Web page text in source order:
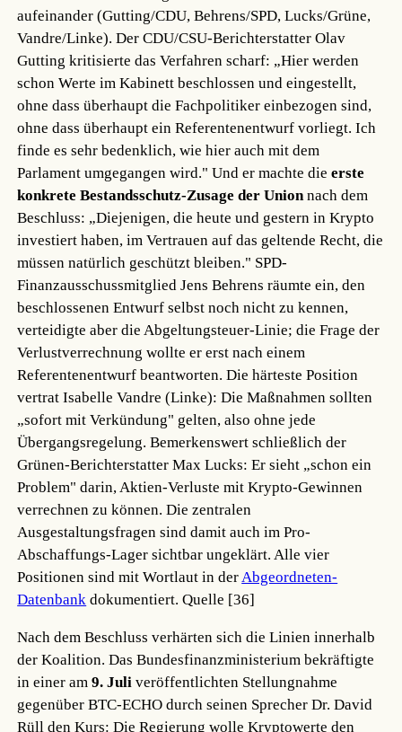
aufeinander (Gutting/CDU, Behrens/SPD, Lucks/Grüne,
Vandre/Linke). Der CDU/CSU-Berichterstatter Olav
Gutting kritisierte das Verfahren scharf: „Hier werden
schon Werte im Kabinett beschlossen und eingestellt,
ohne dass überhaupt die Fachpolitiker einbezogen sind,
ohne dass überhaupt ein Referentenentwurf vorliegt. Ich
finde es sehr bedenklich, wie hier auch mit dem
Parlament umgegangen wird." Und er machte dieerste
konkrete Bestandsschutz-Zusage der Unionnach dem
Beschluss: „Diejenigen, die heute und gestern in Krypto
investiert haben, im Vertrauen auf das geltende Recht, die
müssen natürlich geschützt bleiben." SPD-
Finanzausschussmitglied Jens Behrens räumte ein, den
beschlossenen Entwurf selbst noch nicht zu kennen,
verteidigte aber die Abgeltungsteuer-Linie; die Frage der
Verlustverrechnung wollte er erst nach einem
Referentenentwurf beantworten. Die härteste Position
vertrat Isabelle Vandre (Linke): Die Maßnahmen sollten
„sofort mit Verkündung" gelten, also ohne jede
Übergangsregelung. Bemerkenswert schließlich der
Grünen-Berichterstatter Max Lucks: Er sieht „schon ein
Problem" darin, Aktien-Verluste mit Krypto-Gewinnen
verrechnen zu können. Die zentralen
Ausgestaltungsfragen sind damit auch im Pro-
Abschaffungs-Lager sichtbar ungeklärt. Alle vier
Positionen sind mit Wortlaut in derAbgeordneten-
Datenbank dokumentiert.Quelle [36]
Nach dem Beschluss verhärten sich die Linien innerhalb
der Koalition. Das Bundesfinanzministerium bekräftigte
in einer am9. Juli veröffentlichten Stellungnahme
gegenüber BTC-ECHO durch seinen Sprecher Dr. David
Rüll den Kurs: Die Regierung wolle Kryptowerte den